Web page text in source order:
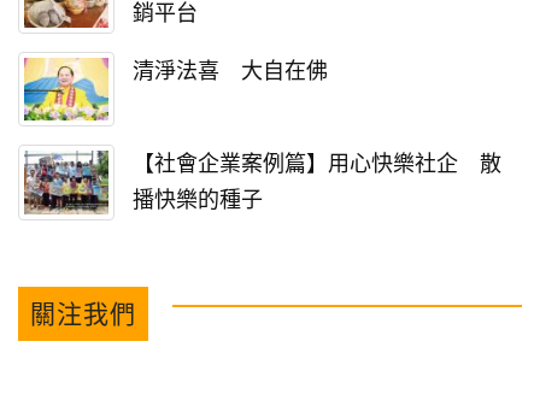
銷平台
清淨法喜 大自在佛
【社會企業案例篇】用心快樂社企 散
播快樂的種子
關注我們